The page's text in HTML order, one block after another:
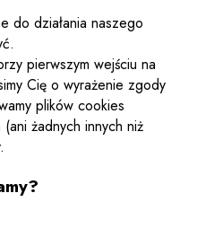
do działania naszego
pierwszym wejściu na
Cię o wyrażenie zgody
plików cookies
żadnych innych niż